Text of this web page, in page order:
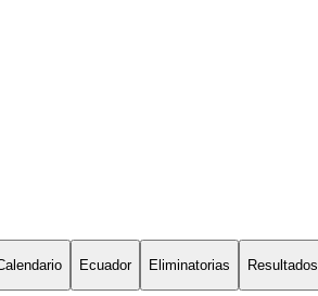
Ecuador Eliminatorias Resultados